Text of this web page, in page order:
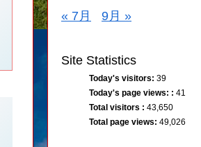
« 7月 9月 »
Site Statistics
Today's visitors: 39
Today's page views: : 41
Total visitors : 43,650
Total page views: 49,026